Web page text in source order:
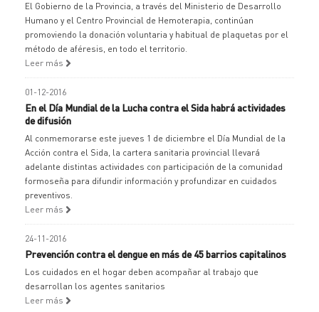
El Gobierno de la Provincia, a través del Ministerio de Desarrollo
Humano y el Centro Provincial de Hemoterapia, continúan
promoviendo la donación voluntaria y habitual de plaquetas por el
método de aféresis, en todo el territorio.
Leer más
01-12-2016
En el Día Mundial de la Lucha contra el Sida habrá actividades
de difusión
Al conmemorarse este jueves 1 de diciembre el Día Mundial de la
Acción contra el Sida, la cartera sanitaria provincial llevará
adelante distintas actividades con participación de la comunidad
formoseña para difundir información y profundizar en cuidados
preventivos.
Leer más
24-11-2016
Prevención contra el dengue en más de 45 barrios capitalinos
Los cuidados en el hogar deben acompañar al trabajo que
desarrollan los agentes sanitarios
Leer más